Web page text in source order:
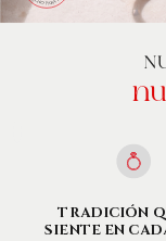
TRADICIÓN
SIENTE EN